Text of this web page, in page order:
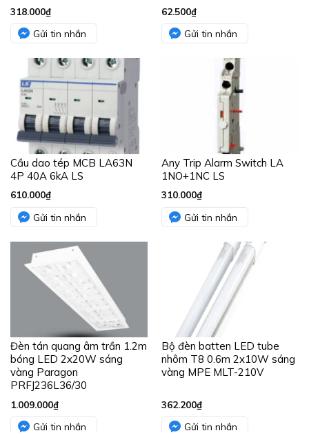
318.000₫
Gửi tin nhắn
62.500₫
Gửi tin nhắn
Cầu dao tép MCB LA63N
4P 40A 6kA LS
610.000₫
Gửi tin nhắn
Any Trip Alarm Switch LA
1NO+1NC LS
310.000₫
Gửi tin nhắn
Đèn tán quang âm trần 1.2m
bóng LED 2x20W sáng
vàng Paragon
PRFJ236L36/30
1.009.000₫
Gửi tin nhắn
Bộ đèn batten LED tube
nhôm T8 0.6m 2x10W sáng
vàng MPE MLT-210V
362.200₫
Gửi tin nhắn